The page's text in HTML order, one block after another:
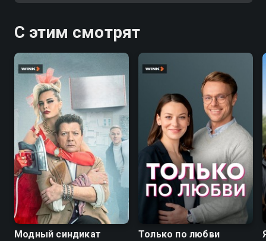
С этим смотрят
7.6
Модный синдикат Только по любви